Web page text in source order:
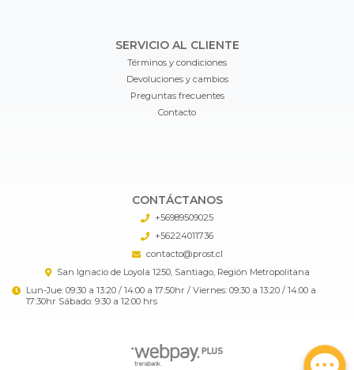
SERVICIO AL CLIENTE
Términos y condiciones
Devoluciones y cambios
Preguntas frecuentes
Contacto
CONTÁCTANOS
+56989509025
+56224011736
contacto@prost.cl
San Ignacio de Loyola 1250, Santiago, Región Metropolitana
Lun-Jue: 09:30 a 13:20 / 14:00 a 17:50hr / Viernes: 09:30 a 13:20 / 14:00 a
17:30hr Sábado: 9:30 a 12:00 hrs